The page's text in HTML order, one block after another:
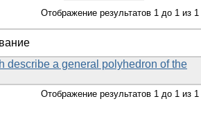
Отображение результатов 1 до 1 из 1
describe a general polyhedron of the
Отображение результатов 1 до 1 из 1